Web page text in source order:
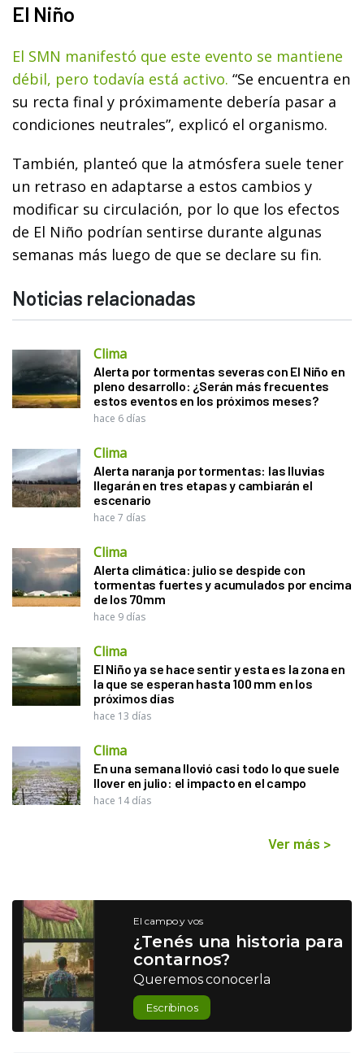
El Niño
El SMN manifestó que este evento se mantiene
débil, pero todavía está activo. “Se encuentra en
su recta final y próximamente debería pasar a
condiciones neutrales”, explicó el organismo.
También, planteó que la atmósfera suele tener
un retraso en adaptarse a estos cambios y
modificar su circulación, por lo que los efectos
de El Niño podrían sentirse durante algunas
semanas más luego de que se declare su fin.
Noticias relacionadas
Clima
Alerta por tormentas severas con El Niño en
pleno desarrollo: ¿Serán más frecuentes
estos eventos en los próximos meses?
hace 6 días
Clima
Alerta naranja por tormentas: las lluvias
llegarán en tres etapas y cambiarán el
escenario
hace 7 días
Clima
Alerta climática: julio se despide con
tormentas fuertes y acumulados por encima
de los 70mm
hace 9 días
Clima
El Niño ya se hace sentir y esta es la zona en
la que se esperan hasta 100 mm en los
próximos días
hace 13 días
Clima
En una semana llovió casi todo lo que suele
llover en julio: el impacto en el campo
hace 14 días
Ver más >
El campo y vos
¿Tenés una historia para
contarnos?
Queremos conocerla
Escribinos